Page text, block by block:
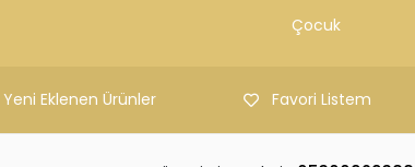
Çocuk
Yeni Eklenen Ürünler Favori Listem